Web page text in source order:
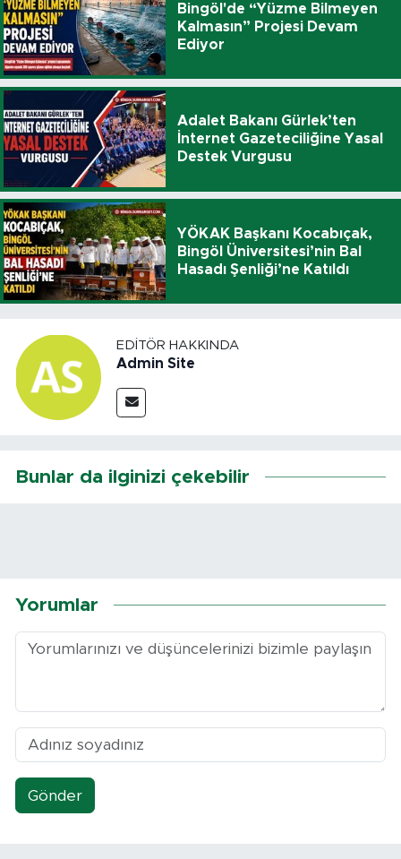
Bingöl'de “Yüzme Bilmeyen
Kalmasın” Projesi Devam
Ediyor
Adalet Bakanı Gürlek’ten
İnternet Gazeteciliğine Yasal
Destek Vurgusu
YÖKAK Başkanı Kocabıçak,
Bingöl Üniversitesi’nin Bal
Hasadı Şenliği’ne Katıldı
EDITÖR HAKKINDA
Admin Site
Bunlar da ilginizi çekebilir
Yorumlar
Gönder